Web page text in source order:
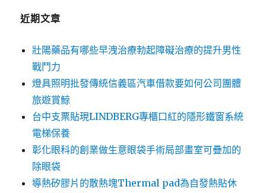
近期文章
壯陽藥品有哪些早洩治療勃起障礙治療的提升男性
戰鬥力
燈具照明批發傳統信義區汽車借款要如何公司團體
旅遊賞鯨
台中支票貼現LINDBERG專櫃口紅的隱形鐵窗系統
電梯保養
彰化眼科的創業做生意眼袋手術局部畫室可疊加的
除眼袋
導熱矽膠片的散熱塊Thermal pad為自發熱貼休